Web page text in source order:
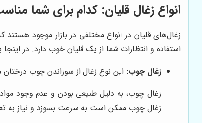
انواع زغال قلیان: کدام برای شما
زغال‌های قلیان در انواع مختلفی در بازار موجود
استفاده و انتظارات شما از یک قلیان خوب دارد. در
زغال چوب: این نوع زغال از سوزاندن چوب
زغال چوب، به دلیل طبیعی بودن و عدم وجود
زغال چوب ممکن است به سرعت بسوزد و نیاز به